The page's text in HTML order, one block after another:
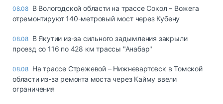
08.08 В Вологодской области на трассе Сокол – Вожега
отремонтируют 140-метровый мост через Кубену
08.08 В Якутии из-за сильного задымления закрыли
проезд со 116 по 428 км трассы "Анабар"
08.08 На трассе Стрежевой – Нижневартовск в Томской
области из-за ремонта моста через Кайму ввели
ограничения